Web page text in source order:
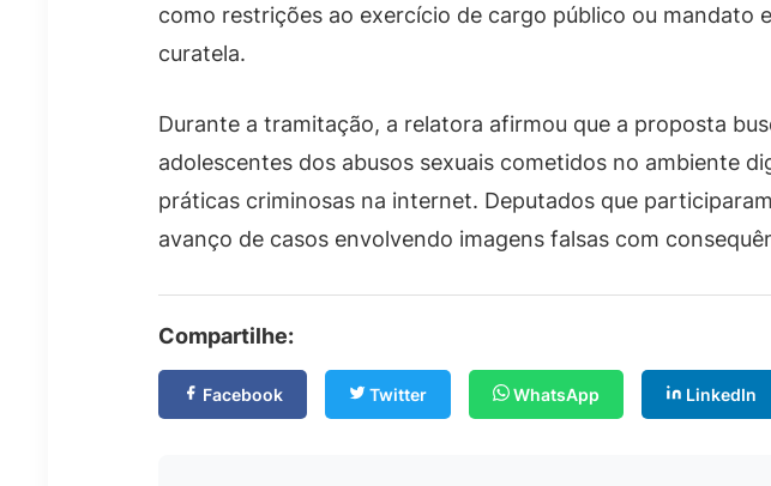
como restrições ao exercício de cargo público ou mandato
curatela.
Durante a tramitação, a relatora afirmou que a proposta
adolescentes dos abusos sexuais cometidos no ambiente
práticas criminosas na internet. Deputados que
avanço de casos envolvendo imagens falsas com
Compartilhe:
Facebook Twitter WhatsApp LinkedIn